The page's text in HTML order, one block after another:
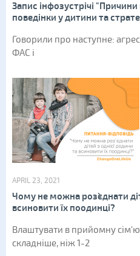
Запис інфозустрічі
поведінки у дитини та
Говорили про наступне:
ФАС і
APRIL 23, 2021
Чому не можна роз`єднати
всиновити їх поодинці?
Влаштувати в прийомну сім'ю
складніше, ніж 1-2